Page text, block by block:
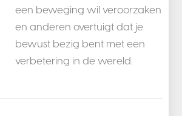
een beweging wil veroorzaken
en anderen overtuigt dat je
bewust bezig bent met een
verbetering in de wereld.